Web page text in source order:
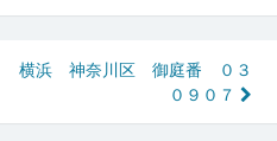
横浜 神奈川区 御庭番 ０３
０９０７